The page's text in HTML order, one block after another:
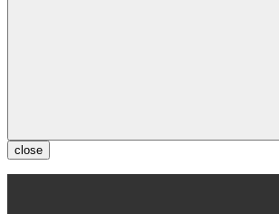
close